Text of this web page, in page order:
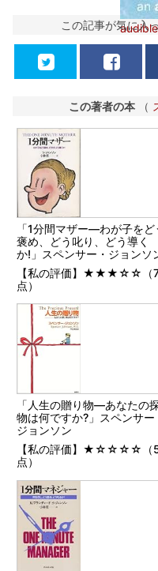
この記事が気に入
この著者の本 （
「1分間マザー―わが子をど
褒め、どう叱り、どう導く
か!」スペンサー・ジョンソ
【私の評価】★★★☆☆（
点）
「人生の贈り物―あなたの
物は何ですか?」スペンサー
ジョンソン
【私の評価】★☆☆☆☆（
点）